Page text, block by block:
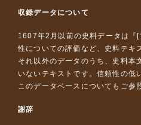
収録データについて
1607年2月以前の史料データは『
性についての評価など、史料テキ
それ以外のデータのうち、史料
いないテキストです。信頼性の低
このデータベースについて もご参
謝辞